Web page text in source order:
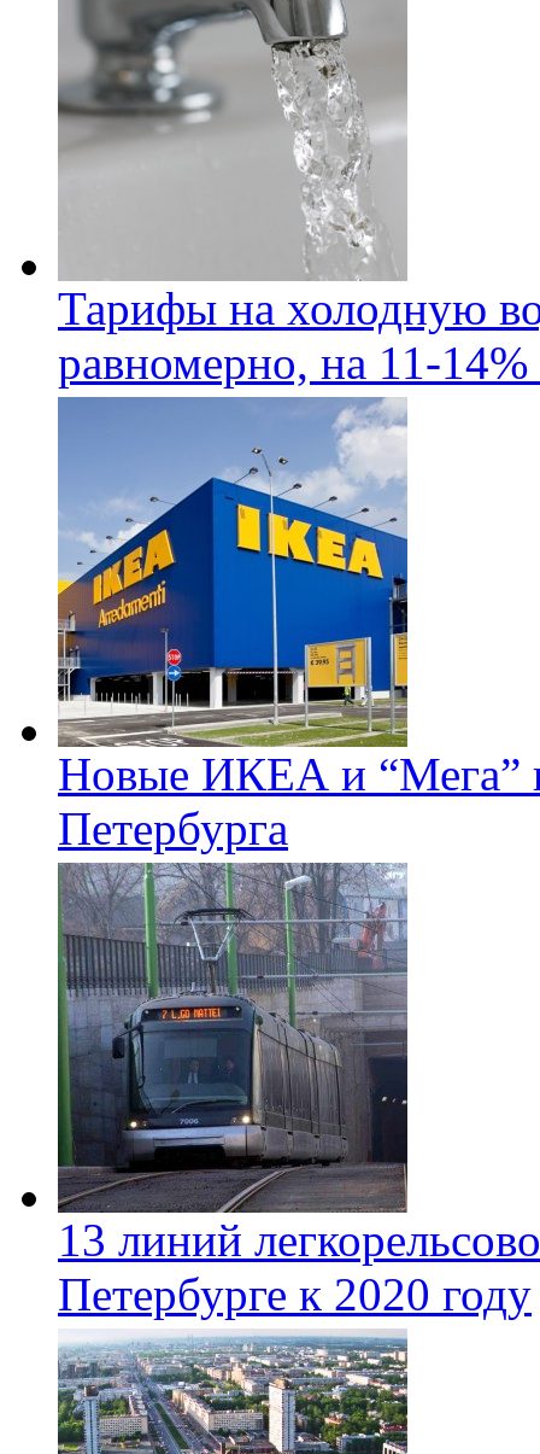
Тарифы на холодную
равномерно, на 11-14%
Новые ИКЕА и “Мега”
Петербурга
13 линий
Петербурге к 2020 году